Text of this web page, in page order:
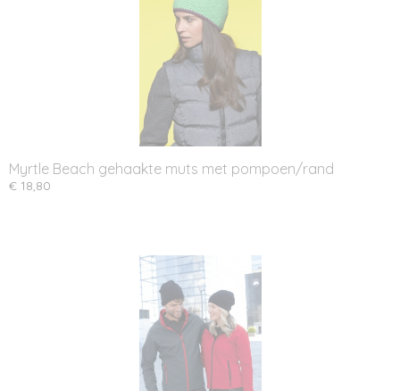
Myrtle Beach gehaakte muts met pompoen/rand
€ 18,80